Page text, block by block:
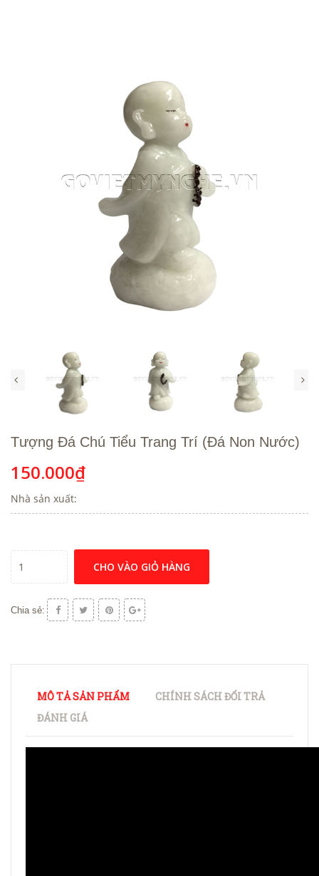
Tượng Đá Chú Tiểu Trang Trí (Đá Non Nước)
150.000₫
Nhà sản xuất:
CHO VÀO GIỎ HÀNG
Chia sẻ:
MÔ TẢ SẢN PHẨM
CHÍNH SÁCH ĐỔI TRẢ
ĐÁNH GIÁ